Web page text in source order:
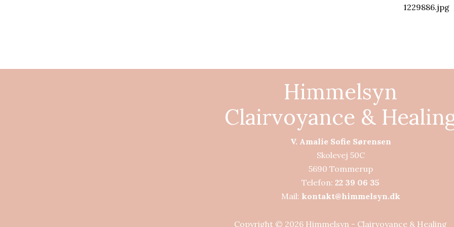
Himmelsyn
Clairvoyance &
V. Amalie Sofie Sørensen
Skolevej 50C
5690 Tommerup
Telefon: 22 39 06 35
Mail: kontakt@himmelsyn.dk
Copyright © 2026 Himmelsyn - Clairvoyance & Healing